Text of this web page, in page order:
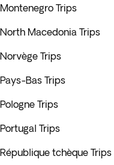
Montenegro Trips
North Macedonia Trips
Norvège Trips
Pays-Bas Trips
Pologne Trips
Portugal Trips
République tchèque Trips